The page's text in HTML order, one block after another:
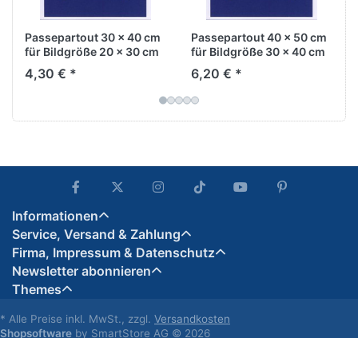
Passepartout 30 x 40 cm
für Bildgröße 20 x 30 cm
4,30 € *
Passepartout 40 x 50 cm
für Bildgröße 30 x 40 cm
6,20 € *
Informationen
Service, Versand & Zahlung
Firma, Impressum & Datenschutz
Newsletter abonnieren
Themes
* Alle Preise inkl. MwSt., zzgl. Versandkosten
Shopsoftware by SmartStore AG © 2026